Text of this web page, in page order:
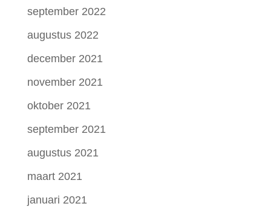
september 2022
augustus 2022
december 2021
november 2021
oktober 2021
september 2021
augustus 2021
maart 2021
januari 2021